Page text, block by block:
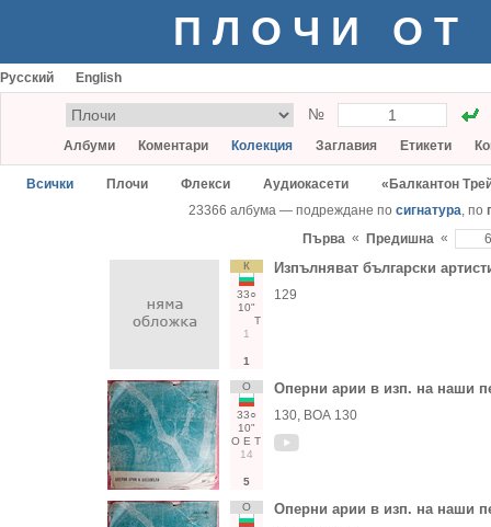
ПЛОЧИ ОТ
Русский English
№
Албуми Коментари Колекция Заглавия Етикети
Всички Плочи Флекси Аудиокасети
«Балкантон
23366 албума — подреждане по сигнатура, по
Първа « Предишна «
К
33○
10"
Т
1
1
Изпълняват български
129
О
33○
10"
О Е Т
14
5
Оперни арии в изп. на наши
130, ВОА 130
О Оперни арии в изп. на наши